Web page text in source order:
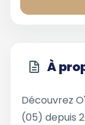
À
Découvrez
(05) depuis